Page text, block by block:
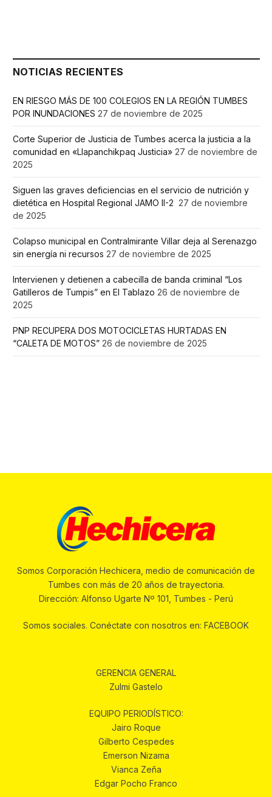
NOTICIAS RECIENTES
EN RIESGO MÁS DE 100 COLEGIOS EN LA REGIÓN TUMBES
POR INUNDACIONES 27 de noviembre de 2025
Corte Superior de Justicia de Tumbes acerca la justicia a la
comunidad en «Llapanchikpaq Justicia» 27 de noviembre de
2025
Siguen las graves deficiencias en el servicio de nutrición y
dietética en Hospital Regional JAMO II-2 27 de noviembre
de 2025
Colapso municipal en Contralmirante Villar deja al Serenazgo
sin energía ni recursos 27 de noviembre de 2025
Intervienen y detienen a cabecilla de banda criminal “Los
Gatilleros de Tumpis” en El Tablazo 26 de noviembre de
2025
PNP RECUPERA DOS MOTOCICLETAS HURTADAS EN
“CALETA DE MOTOS” 26 de noviembre de 2025
Somos Corporación Hechicera, medio de comunicación de
Tumbes con más de 20 años de trayectoria.
Dirección: Alfonso Ugarte Nº 101, Tumbes - Perú
Somos sociales. Conéctate con nosotros en: FACEBOOK
GERENCIA GENERAL
Zulmi Gastelo
EQUIPO PERIODÍSTICO:
Jairo Roque
Gilberto Cespedes
Emerson Nizama
Vianca Zeña
Edgar Pocho Franco